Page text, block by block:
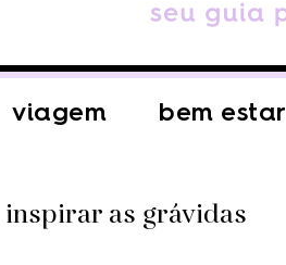
viagem bem estar
as grávidas